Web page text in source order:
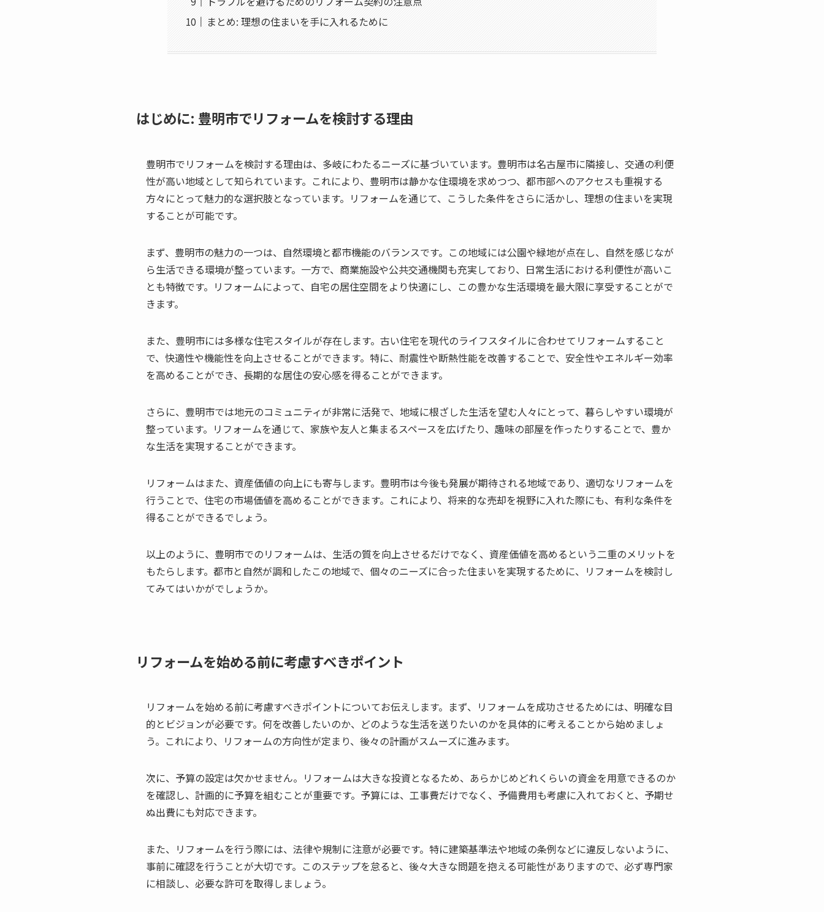
まとめ: 理想の住まいを手に入れるために
はじめに: 豊明市でリフォームを検討する理由
豊明市でリフォームを検討する理由は、多岐にわたるニーズに基づいています。豊明市は名古屋市に隣接し、交通の利便
性が高い地域として知られています。これにより、豊明市は静かな住環境を求めつつ、都市部へのアクセスも重視する
方々にとって魅力的な選択肢となっています。リフォームを通じて、こうした条件をさらに活かし、理想の住まいを実現
することが可能です。
まず、豊明市の魅力の一つは、自然環境と都市機能のバランスです。この地域には公園や緑地が点在し、自然を感じなが
ら生活できる環境が整っています。一方で、商業施設や公共交通機関も充実しており、日常生活における利便性が高いこ
とも特徴です。リフォームによって、自宅の居住空間をより快適にし、この豊かな生活環境を最大限に享受することがで
きます。
また、豊明市には多様な住宅スタイルが存在します。古い住宅を現代のライフスタイルに合わせてリフォームすること
で、快適性や機能性を向上させることができます。特に、耐震性や断熱性能を改善することで、安全性やエネルギー効率
を高めることができ、長期的な居住の安心感を得ることができます。
さらに、豊明市では地元のコミュニティが非常に活発で、地域に根ざした生活を望む人々にとって、暮らしやすい環境が
整っています。リフォームを通じて、家族や友人と集まるスペースを広げたり、趣味の部屋を作ったりすることで、豊か
な生活を実現することができます。
リフォームはまた、資産価値の向上にも寄与します。豊明市は今後も発展が期待される地域であり、適切なリフォームを
行うことで、住宅の市場価値を高めることができます。これにより、将来的な売却を視野に入れた際にも、有利な条件を
得ることができるでしょう。
以上のように、豊明市でのリフォームは、生活の質を向上させるだけでなく、資産価値を高めるという二重のメリットを
もたらします。都市と自然が調和したこの地域で、個々のニーズに合った住まいを実現するために、リフォームを検討し
てみてはいかがでしょうか。
リフォームを始める前に考慮すべきポイント
リフォームを始める前に考慮すべきポイントについてお伝えします。まず、リフォームを成功させるためには、明確な目
的とビジョンが必要です。何を改善したいのか、どのような生活を送りたいのかを具体的に考えることから始めましょ
う。これにより、リフォームの方向性が定まり、後々の計画がスムーズに進みます。
次に、予算の設定は欠かせません。リフォームは大きな投資となるため、あらかじめどれくらいの資金を用意できるのか
を確認し、計画的に予算を組むことが重要です。予算には、工事費だけでなく、予備費用も考慮に入れておくと、予期せ
ぬ出費にも対応できます。
また、リフォームを行う際には、法律や規制に注意が必要です。特に建築基準法や地域の条例などに違反しないように、
事前に確認を行うことが大切です。このステップを怠ると、後々大きな問題を抱える可能性がありますので、必ず専門家
に相談し、必要な許可を取得しましょう。